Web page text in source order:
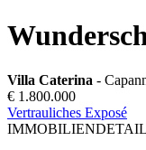
Villa Caterina -
€ 1.800.000
Vertrauliches Exposé